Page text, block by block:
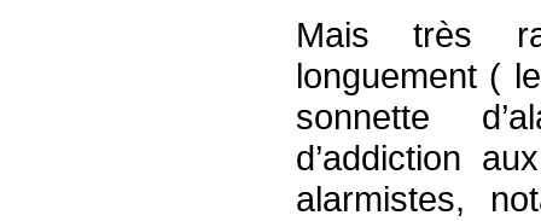
Mais très
longuement (
sonnette
d’addiction
alarmistes,